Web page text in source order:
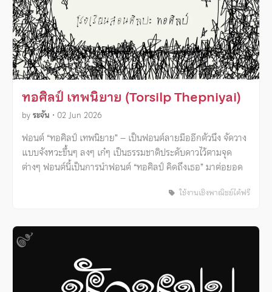
ทอศิลป์ เทพนิยาย (Torsilp Thepniyai)
byระจัน • 02 Jun 2026
ฟอนต์ “ทอศิลป์ เทพนิยาย” – เป็นฟอนต์ลายมืออีกตัวนึง จัดวาง
แบบจังหวะขึ้นๆ ลงๆ เก๋ๆ เป็นธรรมชาติประดับดาวไว้ตามจุด
ต่างๆ ฟอนต์นี้เป็นการนำฟอนต์ “ทอศิลป์ คิดถึงเธอ” มาต่อยอด
ใช้งานเชิงพาณิชย์ได้ฟรี